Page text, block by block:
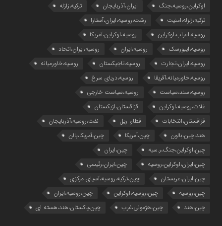
اوکراین،روسیه،جنگ
ایران،آذربایجان
ترکیه،زلزله
ترکیه،زلزله،امنیت
رشت،روسیه،ایران،آستارا
روسیه،اعراب،اوکراین
روسیه،اوکراین،آمریکا
روسیه،ایبورسک
روسیه،ایران
روسیه،ایران،اتحاد
روسیه،ایران،تجارت
روسیه،تاجیکستان
روسیه،خاورمیانه
روسیه،خاورمیانه،آفریقا
روسیه،دریای سرخ
روسیه،سند،سیاست
روسیه،سیاست خارجی
غلات،روسیه،اوکراین
قزاقستان،ازبکستان
قزاقستان،انتخابات
قطار، ریل
نفت،روسیه،آذربایجان
هند،چین،بالون
چین،آمریکا
چین،آمریکا،بالن
چین،اوکراین،جنگ،ر.سیه
چین،ایران
چین،ایران،اوکراین،روسیه
چین،ایران،رئیسی
چین،ایران،عربستان
چین،ترکیه،روسیه،آسیای مرکزی
چین،روسیه
چین،روسیه،اوکراین
چین،روسیه،ایران
چین،هند
چین،هژمونی،غرب چین،پاکستان،هند،هسته ای